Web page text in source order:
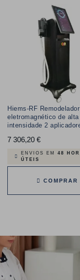
Hiems-RF Remodelador
eletromagnético de alta
intensidade 2
7 306,20 €Preço
ENVIOS EM 48
ÚTEIS
COMPRAR